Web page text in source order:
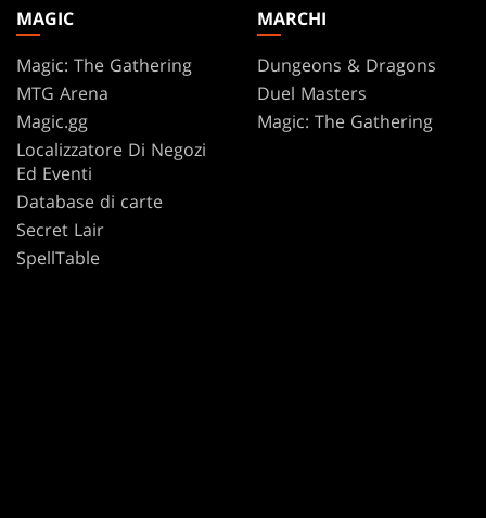
MAGIC
Magic: The Gathering
MTG Arena
Magic.gg
Localizzatore Di Negozi
Ed Eventi
Database di carte
Secret Lair
SpellTable
MARCHI
Dungeons & Dragons
Duel Masters
Magic: The Gathering